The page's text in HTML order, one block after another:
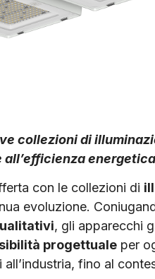
collezioni di
con le collezioni di
evoluzione.
, gli apparecchi
progettuale per
fino al